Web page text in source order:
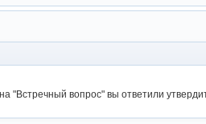
"Встречный вопрос" вы ответили